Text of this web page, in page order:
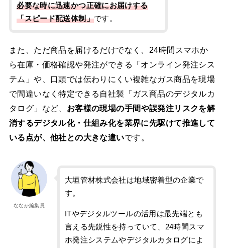
必要な時に迅速かつ正確にお届けする
「スピード配送体制」です。
また、ただ商品を届けるだけでなく、24時間スマホか
ら在庫・価格確認や発注ができる「オンライン発注シス
テム」や、口頭では伝わりにくい複雑なガス商品を現場
で間違いなく特定できる自社製「ガス商品のデジタルカ
タログ」など、 お客様の現場の手間や誤発注リスクを解
消するデジタル化・仕組み化を業界に先駆けて推進して
いる点が、他社との大きな違いです。
ななか編集員
大垣管材株式会社は地域密着型の企業で
す。
ITやデジタルツールの活用は最先端とも
言える先鋭性を持っていて、24時間スマ
ホ発注システムやデジタルカタログによ